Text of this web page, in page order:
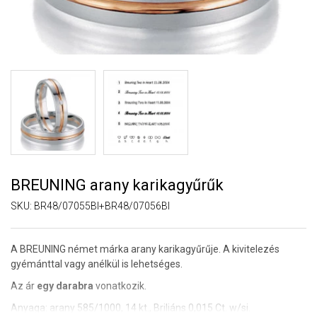
BREUNING arany karikagyűrűk
SKU: BR48/07055BI+BR48/07056BI
A BREUNING német márka arany karikagyűrűje. A kivitelezés
gyémánttal vagy anélkül is lehetséges.
Az ár egy darabra vonatkozik.
Anyaga: arany 585/1000, 14 kt., Briliáns 0,015 Ct. w/si.